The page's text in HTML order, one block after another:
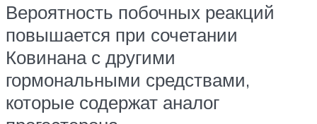
Вероятность побочных реакций
повышается при сочетании
Ковинана с другими
гормональными средствами,
которые содержат аналог